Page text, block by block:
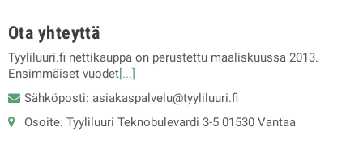
Ota yhteyttä
Tyyliluuri.fi nettikauppa on perustettu maaliskuussa 2013.
Ensimmäiset vuodet [...]
Sähköposti: asiakaspalvelu@tyyliluuri.fi
Osoite: Tyyliluuri Teknobulevardi 3-5 01530 Vantaa